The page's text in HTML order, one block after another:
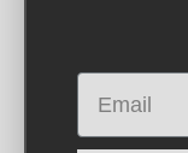
Email